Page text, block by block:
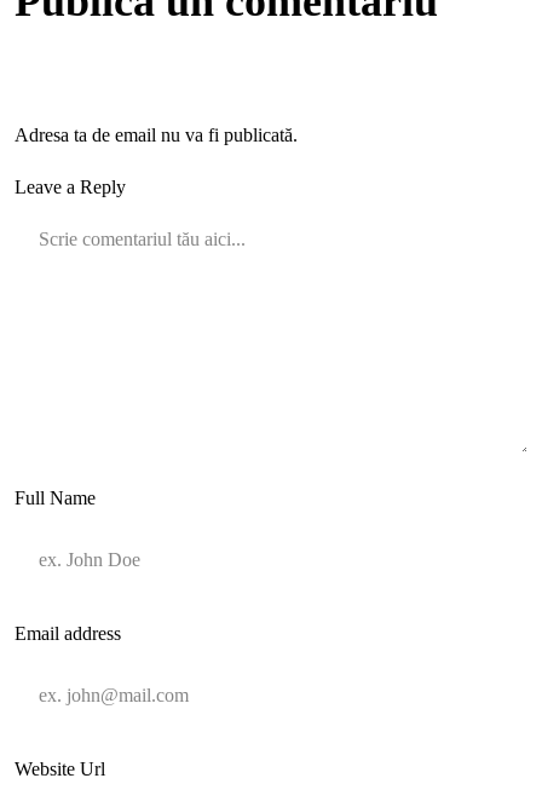
Adresa ta de email nu va fi publicată.
Leave a Reply
Full Name
Email address
Website Url